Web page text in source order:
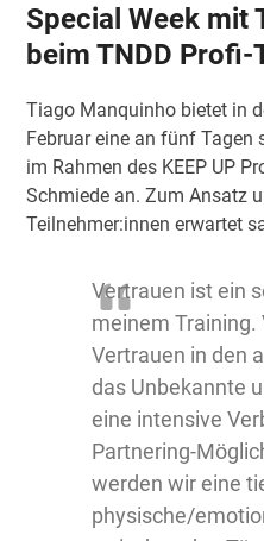
Special Week mit
beim TNDD Profi-
Tiago Manquinho bietet in
Februar eine an fünf Tagen
im Rahmen des KEEP UP
Schmiede an. Zum Ansatz
Teilnehmer:innen erwartet
Vertrauen ist ein
meinem Training.
Vertrauen in den
das Unbekannte
eine intensive
Partnering-
werden wir eine
physische/